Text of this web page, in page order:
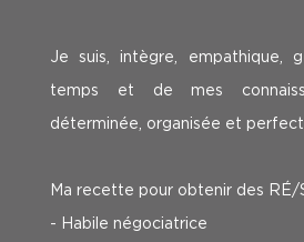
Je suis, intègre, empathique,
temps et de mes
déterminée, organisée et
Ma recette pour obtenir des RÉ/
- Habile négociatrice